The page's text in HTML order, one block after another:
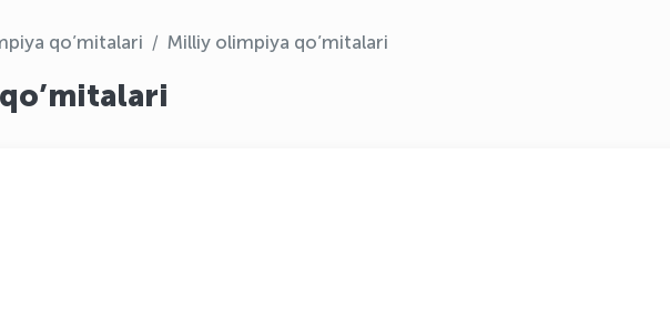
qo’mitalari Milliy olimpiya qo’mitalari